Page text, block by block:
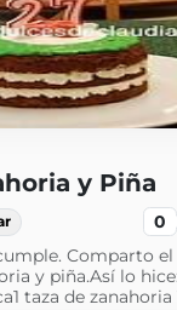
y Piña
0
Comparto
y piña.Así lo
taza de zanahoria